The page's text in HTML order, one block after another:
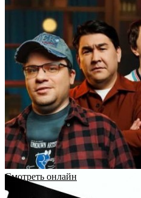
Смотреть онлайн